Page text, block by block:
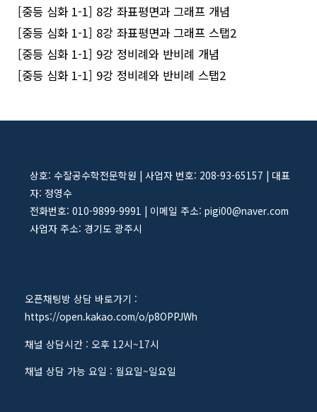
[중등 심화 1-1] 8강 좌표평면과 그래프 개념
[중등 심화 1-1] 8강 좌표평면과 그래프 스탭2
[중등 심화 1-1] 9강 정비례와 반비례 개념
[중등 심화 1-1] 9강 정비례와 반비례 스탭2
상호: 수잘공수학전문학원 | 사업자 번호: 208-93-65157 | 대표
자: 정영수
전화번호: 010-9899-9991 | 이메일 주소: pigi00@naver.com
사업자 주소: 경기도 광주시
오픈채팅방 상담 바로가기 :
https://open.kakao.com/o/p8OPPJWh
채널 상담시간 : 오후 12시~17시
채널 상담 가능 요일 : 월요일~일요일